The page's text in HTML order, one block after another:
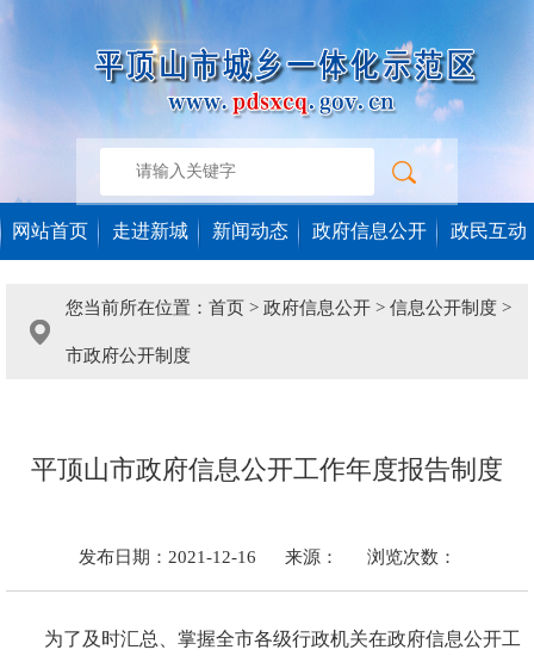
网站首页 走进新城 新闻动态 政府信息公开 政民互动
您当前所在位置： 首页 > 政府信息公开 > 信息公开制度 >
市政府公开制度
平顶山市政府信息公开工作年度报告制度
发布日期：2021-12-16 来源： 浏览次数：
为了及时汇总、掌握全市各级行政机关在政府信息公开工